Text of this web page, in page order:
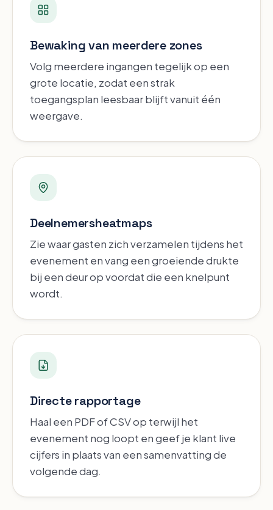
Bewaking van meerdere zones
Volg meerdere ingangen tegelijk op een
grote locatie, zodat een strak
toegangsplan leesbaar blijft vanuit één
weergave.
Deelnemersheatmaps
Zie waar gasten zich verzamelen tijdens het
evenement en vang een groeiende drukte
bij een deur op voordat die een knelpunt
wordt.
Directe rapportage
Haal een PDF of CSV op terwijl het
evenement nog loopt en geef je klant live
cijfers in plaats van een samenvatting de
volgende dag.